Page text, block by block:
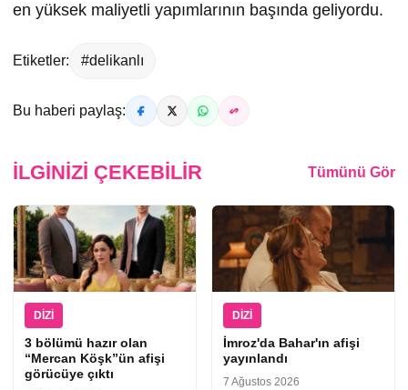
en yüksek maliyetli yapımlarının başında geliyordu.
Etiketler: #delikanlı
Bu haberi paylaş:
İLGINIZI ÇEKEBILIR Tümünü Gör
DIZI
3 bölümü hazır olan
“Mercan Köşk”ün afişi
görücüye çıktı
DIZI
İmroz'da Bahar'ın afişi
yayınlandı
7 Ağustos 2026